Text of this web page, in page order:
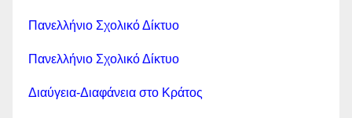
Πανελλήνιο Σχολικό Δίκτυο
Πανελλήνιο Σχολικό Δίκτυο
Διαύγεια-Διαφάνεια στο Κράτος